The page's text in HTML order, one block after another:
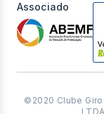
Associado
©2020 Clube